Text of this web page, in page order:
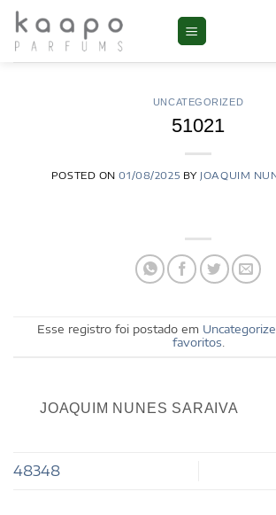
Skip
content
UNCATEGORIZED
51021
POSTED ON01/08/2025 BY JOAQUIM
Esse registro foi postado em
favoritos
JOAQUIM NUNES SARAIVA
48348